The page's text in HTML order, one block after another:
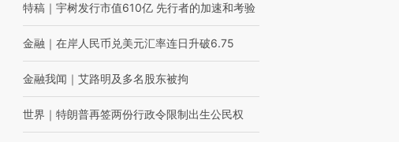
特稿 ｜ 宇树发行市值610亿 先行者的加速和考验
金融 ｜ 在岸人民币兑美元汇率连日升破6.75
金融我闻 ｜ 艾路明及多名股东被拘
世界 ｜ 特朗普再签两份行政令限制出生公民权